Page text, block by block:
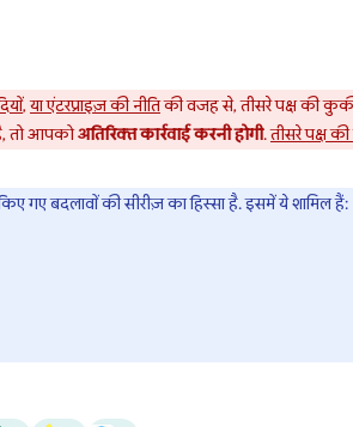
,या एंटरप्राइज़ की नीतिकी वजह से, तीसरे पक्ष की
तो आपकोअतिरिक्त कार्रवाई करनी होगी.तीसरे पक्ष
गए बदलावों की सीरीज़ का हिस्सा है. इसमें ये शामिल हैं: